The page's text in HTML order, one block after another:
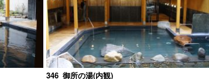
346_御所の湯(内観)